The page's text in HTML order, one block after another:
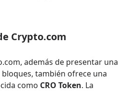
Crypto.com
además de presentar una
también ofrece una
como CRO Token. La